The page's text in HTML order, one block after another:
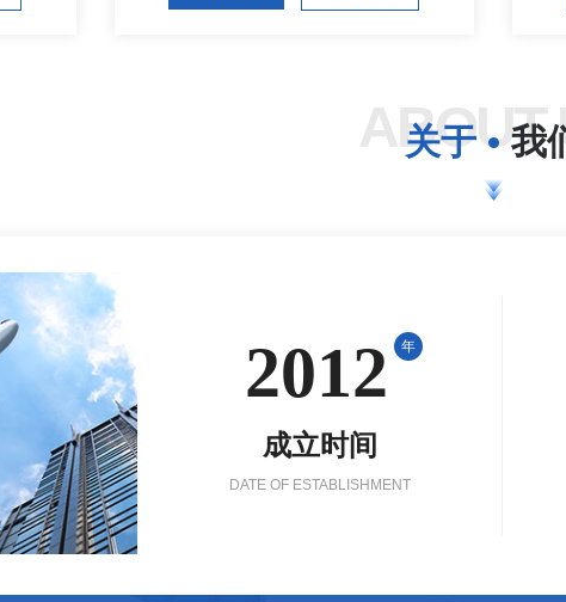
ABOUT
关于 我
2012 年
成立时间
DATE OF ESTABLISHMENT